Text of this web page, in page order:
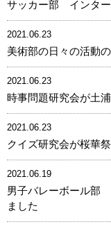
サッカー部 インター
2021.06.23
美術部の日々の活動
2021.06.23
時事問題研究会が土
2021.06.23
クイズ研究会が桜華
2021.06.19
男子バレーボール部
ました